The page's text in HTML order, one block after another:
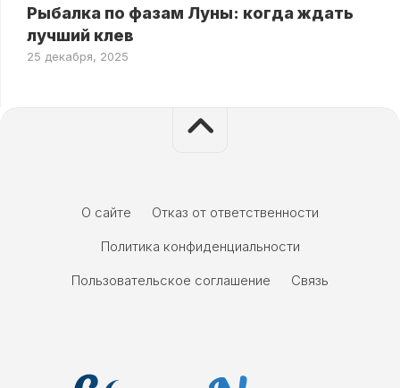
Рыбалка по фазам Луны: когда ждать
лучший клев
25 декабря, 2025
О сайте
Отказ от ответственности
Политика конфиденциальности
Пользовательское соглашение
Связь